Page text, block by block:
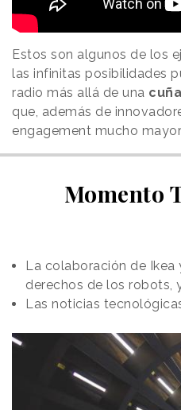
Estos son algunos de los
las infinitas posibilidades
radio más allá de una cuña
que, además de
engagement mucho
Momento
La colaboración de
derechos de los robots,
Las noticias